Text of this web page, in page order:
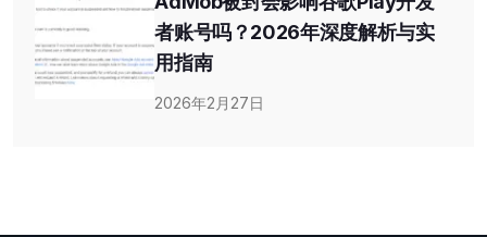
者账号吗？2026年深度解析与实
用指南
2026年2月27日